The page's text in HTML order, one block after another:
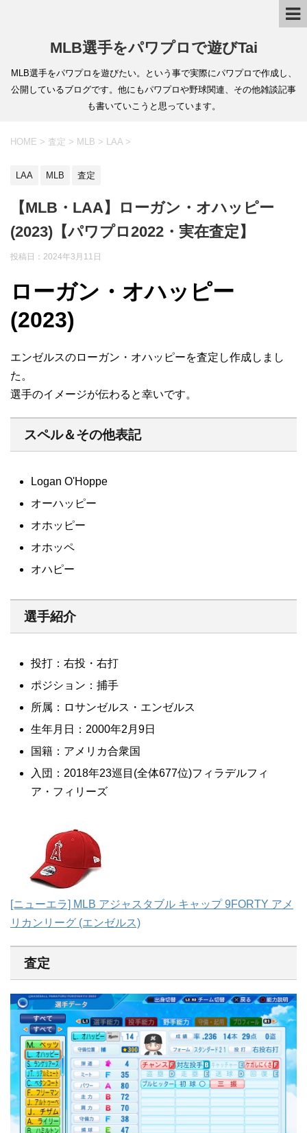
MLB選手をパワプロで遊びTai
MLB選手をパワプロを遊びたい。という事で実際にパワプロで作成し、
公開しているブログです。他にもパワプロや野球関連、その他雑談記事
も書いていこうと思っています。
HOME > 査定 > MLB > LAA >
LAA MLB 査定
【MLB・LAA】ローガン・オハッピー
(2023)【パワプロ2022・実在査定】
投稿日： 2024年3月11日
ローガン・オハッピー
(2023)
エンゼルスのローガン・オハッピーを査定し作成しまし
た。
選手のイメージが伝わると幸いです。
スペル＆その他表記
Logan O'Hoppe
オーハッピー
オホッピー
オホッペ
オハピー
選手紹介
投打：右投・右打
ポジション：捕手
所属：ロサンゼルス・エンゼルス
生年月日：2000年2月9日
国籍：アメリカ合衆国
入団：2018年23巡目(全体677位)フィラデルフィ
ア・フィリーズ
[ニューエラ] MLB アジャスタブル キャップ 9FORTY アメ
リカンリーグ (エンゼルス)
査定